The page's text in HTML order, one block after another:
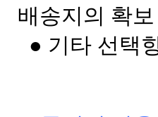
배송지의 확보
● 기타 선택